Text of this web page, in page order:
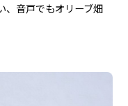
、音戸でもオリーブ畑